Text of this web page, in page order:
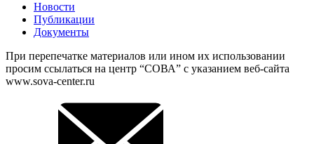
Новости
Публикации
Документы
При перепечатке материалов или ином их использовании
просим ссылаться на центр “СОВА” с указанием веб-сайта
www.sova-center.ru